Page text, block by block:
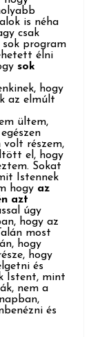
is néha
csak
sok program
élni
sok
hogy
az elmúlt
ültem,
volt részem,
el, hogy
Sokat
Istennek
hogy az
azt
úgy
hogy az
most
hogy
hogy
és
Istent, mint
nem a
és